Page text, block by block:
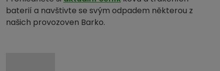
baterií a navštivte se svým odpadem některou z
našich provozoven Barko.